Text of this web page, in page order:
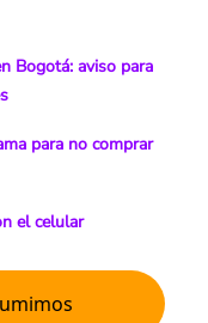
Bogotá: aviso para
para no comprar
el celular